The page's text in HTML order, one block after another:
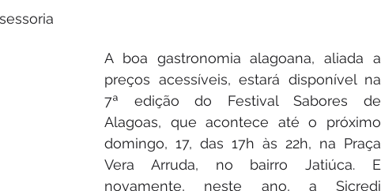
A boa gastronomia alagoana, aliada a
preços acessíveis, estará disponível na
7ª edição do Festival Sabores de
Alagoas, que acontece até o próximo
domingo, 17, das 17h às 22h, na Praça
Vera Arruda, no bairro Jatiúca. E
novamente, neste ano, a Sicredi